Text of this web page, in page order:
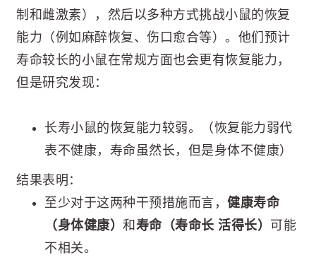
制和雌激素），然后以多种方式挑战小鼠的恢复
能力（例如麻醉恢复、伤口愈合等）。他们预计
寿命较长的小鼠在常规方面也会更有恢复能力，
但是研究发现：
长寿小鼠的恢复能力较弱。（恢复能力弱代
表不健康，寿命虽然长，但是身体不健康）
结果表明：
至少对于这两种干预措施而言， 健康寿命
（身体健康） 和 寿命（寿命长 活得长） 可能
不相关。